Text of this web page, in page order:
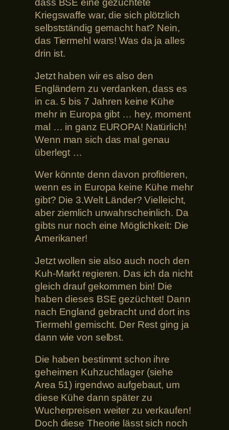
dass BSE eine gezüchtete
Kriegswaffe war, die sich plötzlich
selbstständig gemacht hat? Nein,
das Tiermehl wars! Was da ja alles
drin ist.
Jetzt haben wir es also den
Engländern zu verdanken, dass es
in ca. 5 bis 7 Jahren keine Kühe
mehr in Europa gibt … hey, moment
mal … in ganz EUROPA! Natürlich!
Wenn man sich das mal genau
überlegt …
Wer könnte denn davon profitieren,
wenn es in Europa keine Kühe mehr
gibt? Die 3.Welt Länder? Vielleicht,
aber ziemlich unwahrscheinlich. Da
gibts nur noch eine Möglichkeit: Die
Amerikaner!
Jetzt wollen sie also auch noch den
Kuh-Markt regieren. Das ich da nicht
gleich drauf gekommen bin! Die
haben dieses BSE gezüchtet! Dann
nach England gebracht und dort ins
Tiermehl gemischt. Der Rest ging ja
dann wie von selbst.
Die haben bestimmt schon ihre
geheimen Kuhzuchtlager (siehe
Area 51) irgendwo aufgebaut, um
diese Kühe dann später zu
Wucherpreisen weiter zu verkaufen!
Doch diese Theorie lässt sich noch